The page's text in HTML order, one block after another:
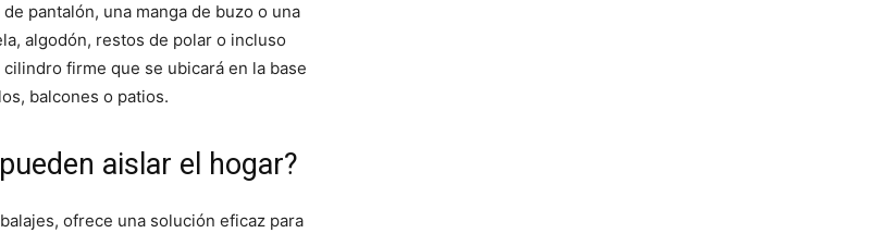
pantalón, una manga de buzo o una
algodón, restos de polar o incluso
firme que se ubicará en la base
balcones o patios.
aislar el hogar?
ofrece una solución eficaz para